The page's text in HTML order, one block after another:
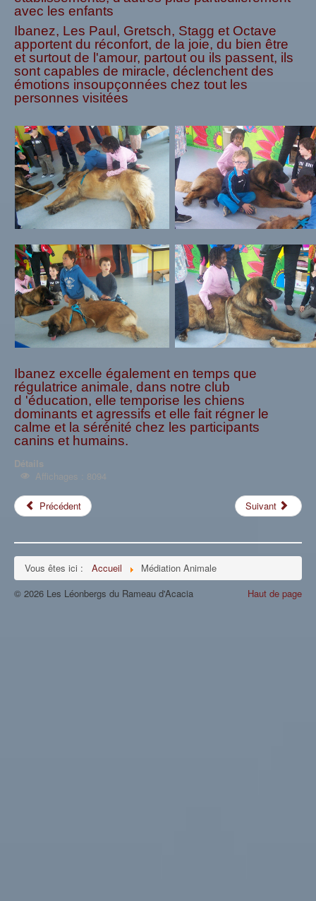
avec les enfants
Ibanez, Les Paul, Gretsch, Stagg et Octave
apportent du réconfort, de la joie, du bien être
et surtout de l'amour, partout ou ils passent, ils
sont capables de miracle, déclenchent des
émotions insoupçonnées chez tout les
personnes visitées
Ibanez excelle également en temps que
régulatrice animale, dans notre club
d 'éducation, elle temporise les chiens
dominants et agressifs et elle fait régner le
calme et la sérénité chez les participants
canins et humains.
Détails
Affichages : 8094
Précédent Suivant
Vous êtes ici : Accueil
Médiation Animale
Haut de page
© 2026 Les Léonbergs du Rameau d'Acacia